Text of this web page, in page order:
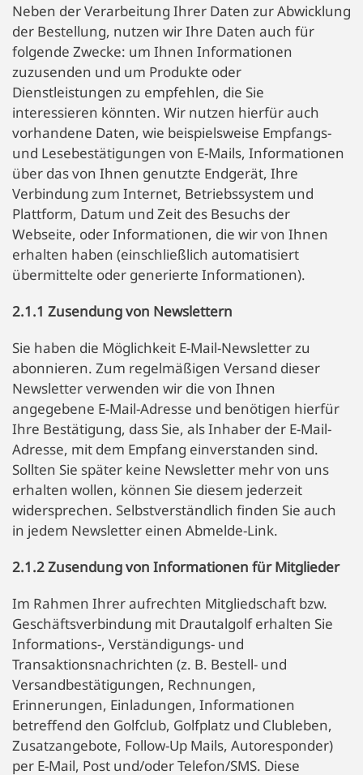
Neben der Verarbeitung Ihrer Daten zur Abwicklung
der Bestellung, nutzen wir Ihre Daten auch für
folgende Zwecke: um Ihnen Informationen
zuzusenden und um Produkte oder
Dienstleistungen zu empfehlen, die Sie
interessieren könnten. Wir nutzen hierfür auch
vorhandene Daten, wie beispielsweise Empfangs-
und Lesebestätigungen von E-Mails, Informationen
über das von Ihnen genutzte Endgerät, Ihre
Verbindung zum Internet, Betriebssystem und
Plattform, Datum und Zeit des Besuchs der
Webseite, oder Informationen, die wir von Ihnen
erhalten haben (einschließlich automatisiert
übermittelte oder generierte Informationen).
2.1.1 Zusendung von Newslettern
Sie haben die Möglichkeit E-Mail-Newsletter zu
abonnieren. Zum regelmäßigen Versand dieser
Newsletter verwenden wir die von Ihnen
angegebene E-Mail-Adresse und benötigen hierfür
Ihre Bestätigung, dass Sie, als Inhaber der E-Mail-
Adresse, mit dem Empfang einverstanden sind.
Sollten Sie später keine Newsletter mehr von uns
erhalten wollen, können Sie diesem jederzeit
widersprechen. Selbstverständlich finden Sie auch
in jedem Newsletter einen Abmelde-Link.
2.1.2 Zusendung von Informationen für Mitglieder
Im Rahmen Ihrer aufrechten Mitgliedschaft bzw.
Geschäftsverbindung mit Drautalgolf erhalten Sie
Informations-, Verständigungs- und
Transaktionsnachrichten (z. B. Bestell- und
Versandbestätigungen, Rechnungen,
Erinnerungen, Einladungen, Informationen
betreffend den Golfclub, Golfplatz und Clubleben,
Zusatzangebote, Follow-Up Mails, Autoresponder)
per E-Mail, Post und/oder Telefon/SMS. Diese